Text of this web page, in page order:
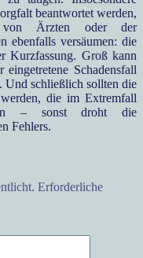
beantwortet werden,
von Ärzten oder der
ebenfalls versäumen: die
Kurzfassung. Groß kann
Schadensfall
Und schließlich sollten die
die im Extremfall
– sonst droht die
Fehlers.
Erforderliche